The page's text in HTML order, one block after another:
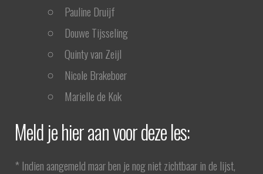
Pauline Druijf
Douwe Tijsseling
Quinty van Zeijl
Nicole Brakeboer
Marielle de Kok
Meld je hier aan voor deze les:
* Indien aangemeld maar ben je nog niet zichtbaar in de lijst,